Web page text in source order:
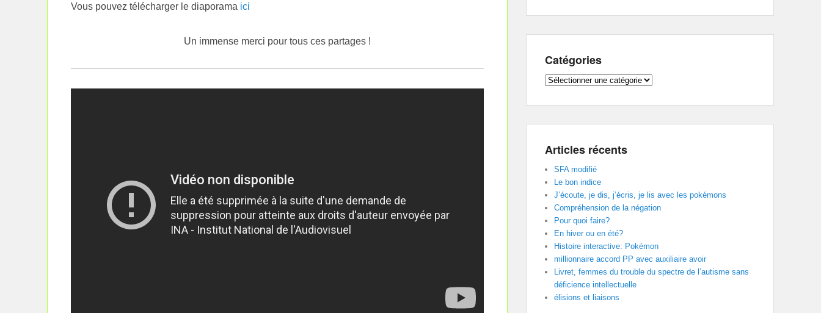
Vous pouvez télécharger le diaporama ici
Un immense merci pour tous ces partages !
Catégories
Catégories
Articles récents
SFA modifié
Le bon indice
J’écoute, je dis, j’écris, je lis avec les pokémons
Compréhension de la négation
Pour quoi faire?
En hiver ou en été?
Histoire interactive: Pokémon
millionnaire accord PP avec auxiliaire avoir
Livret, femmes du trouble du spectre de l’autisme sans
déficience intellectuelle
élisions et liaisons